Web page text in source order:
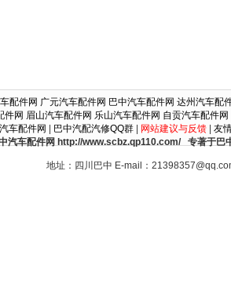
配件网 广元汽车配件网 巴中汽车配件网 达州汽车配
件网 眉山汽车配件网 乐山汽车配件网 自贡汽车配件网
车配件网
巴中汽配汽修QQ群| 网站建议与反馈| 友
汽车配件网 http://www.scbz.qp110.com/ 专著于巴
地址：四川巴中 E-mail：